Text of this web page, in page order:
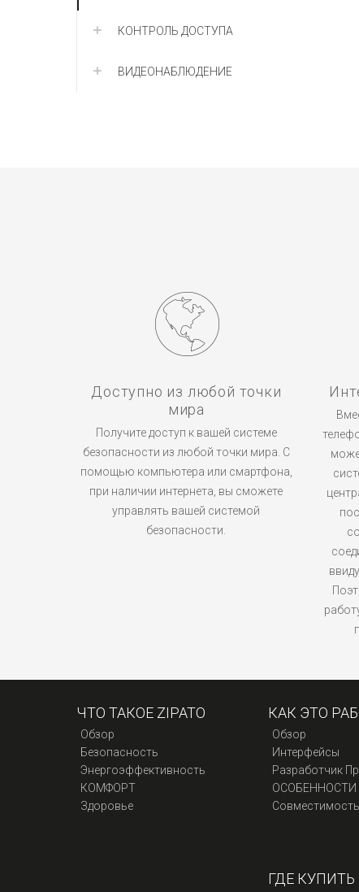
КОНТРОЛЬ ДОСТУПА
ВИДЕОНАБЛЮДЕНИЕ
Доступно из любой точки
мира
Получите доступ к вашей системе
безопасности из любой точки мира. С
помощью компьютера или смартфона,
при наличии интернета, вы сможете
управлять вашей системой
безопасности.
ЧТО ТАКОЕ ZIPATO
Обзор
Безопасность
Энергоэффективность
КОМФОРТ
Здоровье
КАК ЭТО
Обзор
Интерфейсы
Разработчик
ОСОБЕННОСТИ
Совместимость
ГДЕ КУПИТЬ